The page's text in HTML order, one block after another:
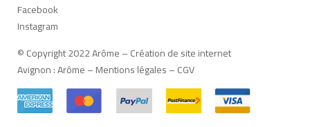
Facebook
Instagram
© Copyright 2022 Arôme –Création de site internet
Avignon:Arôme–Mentions légales–CGV